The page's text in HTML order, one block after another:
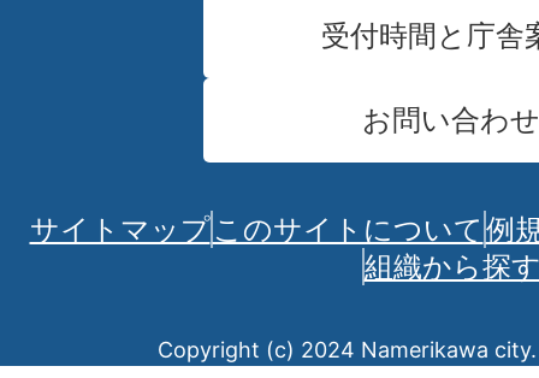
受付時間と庁舎
お問い合わせ
サイトマップこのサイトについて 例
組織から探
Copyright (c) 2024 Namerikawa